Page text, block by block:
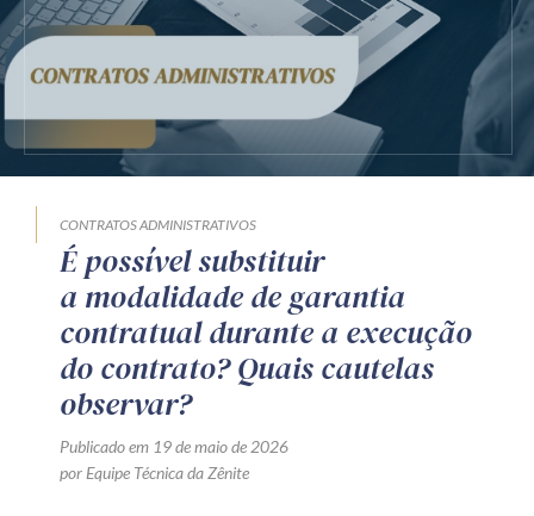
Receba por RSS
Av. Sete de Setembro, 4698
Batel Curitiba/PR CEP80240-000
Whatsapp (41) 98881-6616
CONTRATOS ADMINISTRATIVOS
É possível substituir
a modalidade de garantia
contratual durante a execução
do contrato? Quais cautelas
observar?
Publicado em 19 de maio de 2026
por Equipe Técnica da Zênite